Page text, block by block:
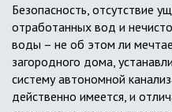
Безопасность, отсутствие
отработанных вод и
воды – не об этом ли
загородного дома,
систему автономной
действенно имеется, и